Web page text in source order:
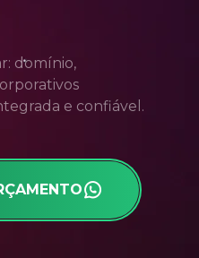
domínio,
e confiável.